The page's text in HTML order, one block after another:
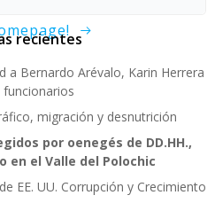
recientes
a Bernardo Arévalo, Karin Herrera
migración y desnutrición
por oenegés de DD.HH.,
en el Valle del Polochic
EE. UU. Corrupción y Crecimiento